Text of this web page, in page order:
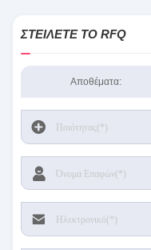
ΣΤΕΊΛΕΤΕ ΤΟ RFQ
Αποθέματα: